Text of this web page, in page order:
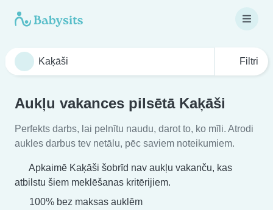
Filtri
Aukļu vakances pilsētā Kaķāši
Perfekts darbs, lai pelnītu naudu, darot to, ko mīli. Atrodi
aukles darbus tev netālu, pēc saviem noteikumiem.
Apkaimē Kaķāši šobrīd nav aukļu vakanču, kas
atbilstu šiem meklēšanas kritērijiem.
100% bez maksas auklēm